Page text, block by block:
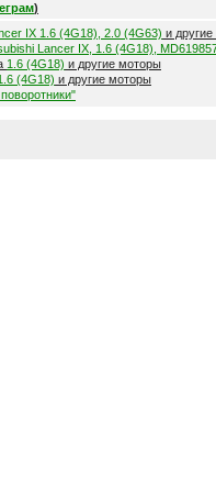
)
IX 1.6 (4G18), 2.0 (4G63) и
Lancer IX, 1.6 (4G18),
1.6 (4G18) и другие моторы
(4G18) и другие моторы